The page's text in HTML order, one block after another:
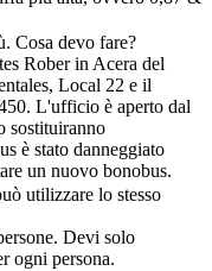
Cosa devo fare?
Rober in Acera del
Local 22 e il
L'ufficio è aperto dal
sostituiranno
è stato danneggiato
un nuovo bonobus.
utilizzare lo stesso
Devi solo
ogni persona.